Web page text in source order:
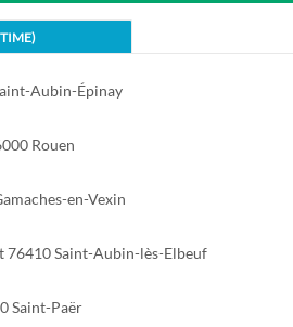
Aubin-Épinay
Rouen
en-Vexin
76410 Saint-Aubin-lès-Elbeuf
Saint-Paër